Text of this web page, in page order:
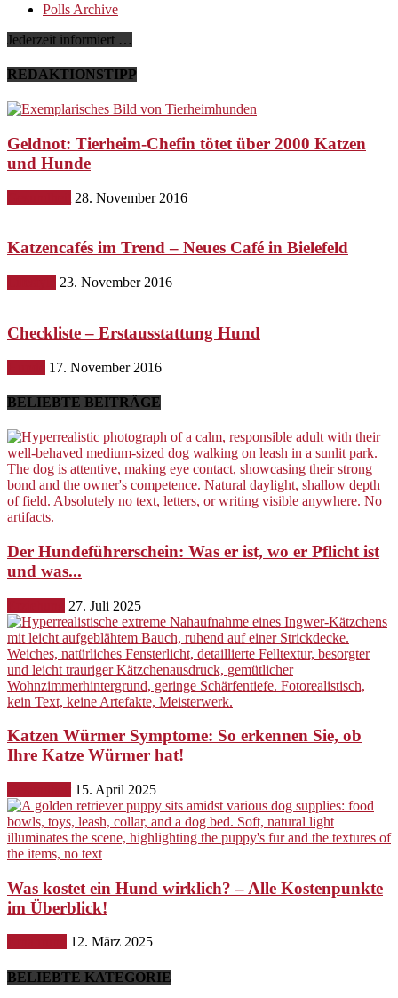
Polls Archive
Jederzeit informiert …
REDAKTIONSTIPP
Geldnot: Tierheim-Chefin tötet über 2000 Katzen
und Hunde
28. November 2016
Katzencafés im Trend – Neues Café in Bielefeld
23. November 2016
Checkliste – Erstausstattung Hund
17. November 2016
BELIEBTE BEITRÄGE
Der Hundeführerschein: Was er ist, wo er Pflicht ist
und was...
27. Juli 2025
Katzen Würmer Symptome: So erkennen Sie, ob
Ihre Katze Würmer hat!
15. April 2025
Was kostet ein Hund wirklich? – Alle Kostenpunkte
im Überblick!
12. März 2025
BELIEBTE KATEGORIE